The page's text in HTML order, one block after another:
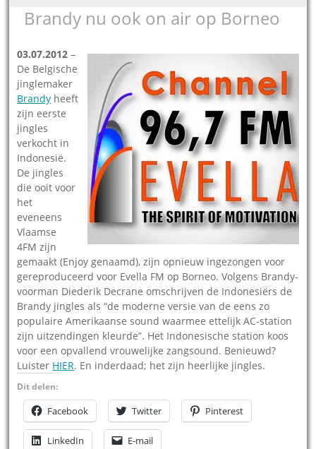
Brandy nu ook on air op Borneo
03.07.2012 –
De Belgische
jinglemaker
Brandy heeft
zijn eerste
jingles
verkocht in
Indonesië.
De jingles
die ooit voor
het
eveneens
Vlaamse
4FM zijn
gemaakt (Enjoy genaamd), zijn opnieuw ingezongen voor
gereproduceerd voor Evella FM op Borneo. Volgens Brandy-
voorman Diederik Decrane omschrijven de Indonesiërs de
Brandy jingles als “de moderne versie van de eens zo
populaire Amerikaanse sound waarmee ettelijk AC-station
zijn uitzendingen kleurde”. Het Indonesische station koos
voor een opvallend vrouwelijke zangsound. Benieuwd?
Luister HIER. En inderdaad; het zijn heerlijke jingles.
Dit delen:
Facebook Twitter Pinterest
LinkedIn E-mail